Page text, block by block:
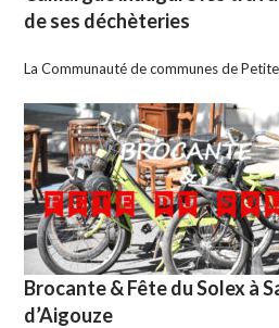
de ses déchèteries
La Communauté de communes de
Brocante & Fête du Solex à
d’Aigouze